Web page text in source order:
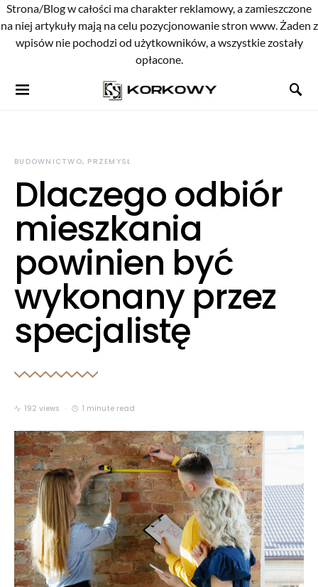
Strona/Blog w całości ma charakter reklamowy, a zamieszczone
na niej artykuły mają na celu pozycjonowanie stron www. Żaden z
wpisów nie pochodzi od użytkowników, a wszystkie zostały
opłacone.
BUDOWNICTWO, PRZEMYSŁ
Dlaczego odbiór
mieszkania
powinien być
wykonany przez
specjalistę
192 views 1 minute read